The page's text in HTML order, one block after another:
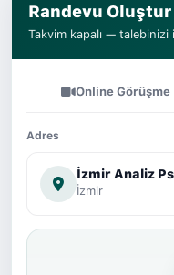
Randevu Oluştur
Takvim kapalı — talebinizi
Online Görüşme
Adres
İzmir Analiz
İzmir